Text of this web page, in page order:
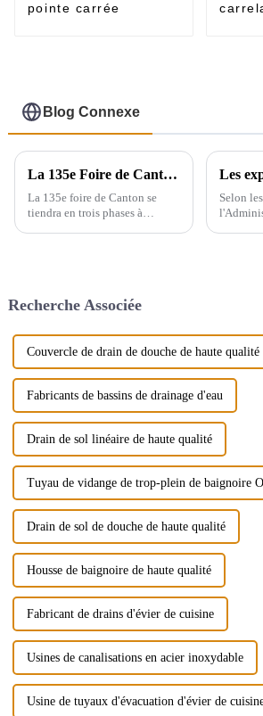
pointe carrée
Blog Connexe
La 135e Foire de Canton se déroulera en trois phases à Guangzhou, en Chine, du 15 avril au 5 mai.
La 135e foire de Canton se
tiendra en trois phases à
nous...
Selon
Recherche Associée
Couvercle de drain de douche de haute qualité
Fabricants de bassins de drainage d'eau
Drain de sol linéaire de haute qualité
Tuyau de vidange de trop-plein de baignoire
Drain de sol de douche de haute qualité
Housse de baignoire de haute qualité
Fabricant de drains d'évier de cuisine
Usines de canalisations en acier inoxydable
Usine de tuyaux d'évacuation d'évier de